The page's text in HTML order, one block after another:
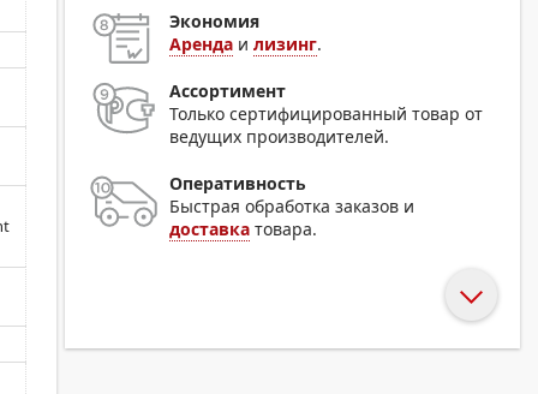
Экономия
Аренда илизинг.
Ассортимент
Только сертифицированный товар от
ведущих производителей.
Оперативность
Быстрая обработка заказов и
доставка товара.